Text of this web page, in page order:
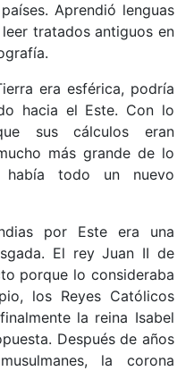
Aprendió lenguas
tratados antiguos en
era esférica, podría
hacia el Este. Con lo
sus cálculos eran
más grande de lo
todo un nuevo
por Este era una
El rey Juan II de
porque lo consideraba
los Reyes Católicos
la reina Isabel
Después de años
la corona